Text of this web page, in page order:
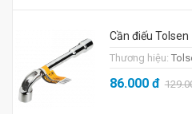
Cần điếu Tolsen
Thương hiệu:
86.000đ